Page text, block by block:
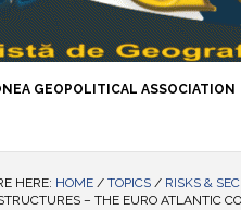
GEOPOLITICAL ASSOCIATION
HERE: HOME / TOPICS / RISKS &
– THE EURO ATLANTIC